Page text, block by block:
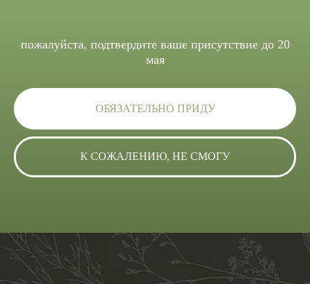
пожалуйста, подтвердите ваше присутствие до 20
мая
ОБЯЗАТЕЛЬНО ПРИДУ
К СОЖАЛЕНИЮ, НЕ СМОГУ